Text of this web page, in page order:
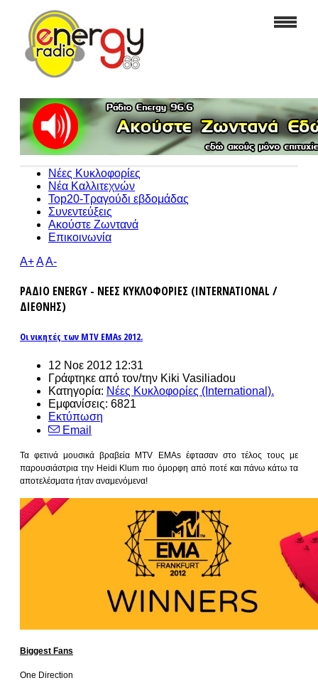
Νέες Κυκλοφορίες
Νέα Καλλιτεχνών
Top20-Τραγούδι εβδομάδας
Συνεντεύξεις
Ακούστε Ζωντανά
Επικοινωνία
A+AA-
ΡΑΔΙΟ ENERGY - ΝΕΕΣ ΚΥΚΛΟΦΟΡΙΕΣ (INTERNATIONAL /
ΔΙΕΘΝΗΣ)
Οι νικητές των MTV EMAs 2012.
12 Νοε 2012 12:31
Γράφτηκε από τον/την Kiki Vasiliadou
Κατηγορία: Νέες Κυκλοφορίες (International).
Εμφανίσεις: 6821
Εκτύπωση
Email
Τα φετινά μουσικά βραβεία MTV EMAs έφτασαν στο τέλος τους με
παρουσιάστρια την Heidi Klum πιο όμορφη από ποτέ και πάνω κάτω τα
αποτελέσματα ήταν αναμενόμενα!
Biggest Fans
One Direction